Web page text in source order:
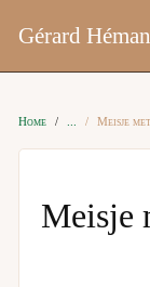
Gérard Héman
Home Meisje
Meisje